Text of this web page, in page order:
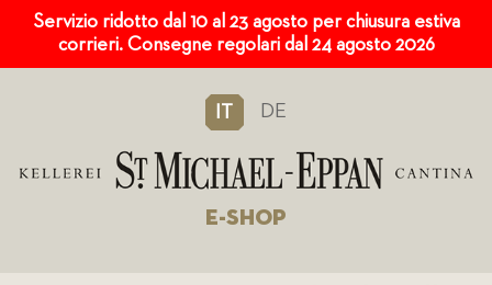
Servizio ridotto dal 10 al 23 agosto per chiusura estiva
corrieri. Consegne regolari dal 24 agosto 2026
IT DE
E-SHOP